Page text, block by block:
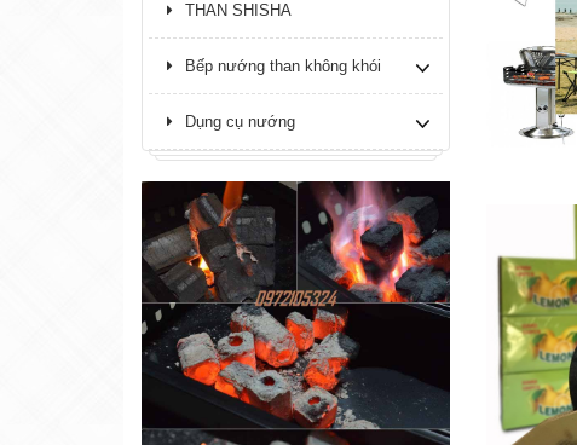
THAN SHISHA
Bếp nướng than không khói
Dụng cụ nướng